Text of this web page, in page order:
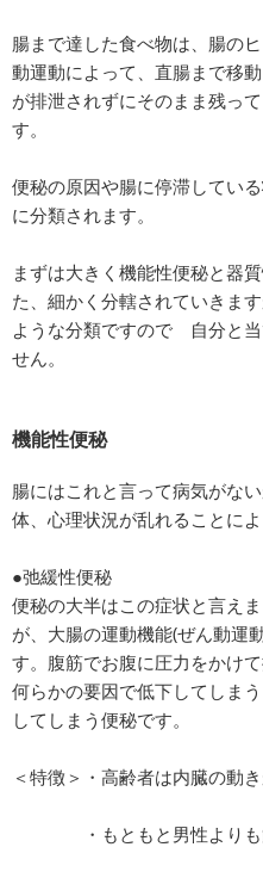
腸まで達した食べ物は、腸の
動運動によって、直腸まで移
が排泄されずにそのまま残っ
す。
便秘の原因や腸に停滞してい
に分類されます。
まずは大きく機能性便秘と器
た、細かく分轄されていきま
ような分類ですので 自分と
せん。
機能性便秘
腸にはこれと言って病気がな
体、心理状況が乱れることによ
●弛緩性便秘
便秘の大半はこの症状と言え
が、大腸の運動機能(ぜん動運
す。腹筋でお腹に圧力をかけ
何らかの要因で低下してしま
してしまう便秘です。
＜特徴＞・高齢者は内臓の動
・もともと男性よりも筋